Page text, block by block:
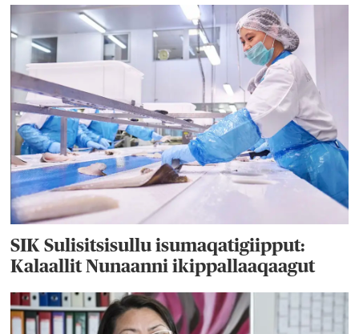
SIK Sulisitsisullu isumaqatigiipput:
Kalaallit Nunaanni ikippallaaqaagut